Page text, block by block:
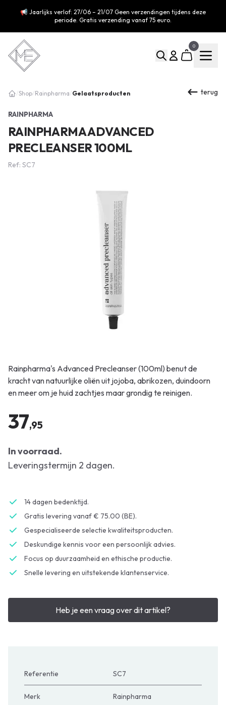
📢 Jaarlijks verlof: 27/06 – 21/07 Geen verzendingen tijdens deze
periode. Gratis verzending vanaf 75 euro.
0
/Shop/ Rainpharma/ Gelaatsproducten terug
RAINPHARMA
RAINPHARMA ADVANCED
PRECLEANSER 100ML
Ref: SC7
Rainpharma's Advanced Precleanser (100ml) benut de
kracht van natuurlijke oliën uit jojoba, abrikozen, duindoorn
en meer om je huid zachtjes maar grondig te reinigen.
37,95
In voorraad.
Leveringstermijn 2 dagen.
14 dagen bedenktijd.
Gratis levering vanaf € 75.00 (BE).
Gespecialiseerde selectie kwaliteitsproducten.
Deskundige kennis voor een persoonlijk advies.
Focus op duurzaamheid en ethische productie.
Snelle levering en uitstekende klantenservice.
Heb je een vraag over dit artikel?
Referentie SC7
Merk Rainpharma